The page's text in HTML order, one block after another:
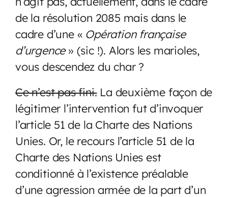
de la résolution 2085 mais dans le
cadre d’une « Opération française
d’urgence» (sic !). Alors les marioles,
vous descendez du char ?
Ce n’est pas fini.La deuxième façon de
légitimer l’intervention fut d’invoquer
l’article 51 de la Charte des Nations
Unies. Or, le recours l’article 51 de la
Charte des Nations Unies est
conditionné à l’existence préalable
d’une agression armée de la part d’un